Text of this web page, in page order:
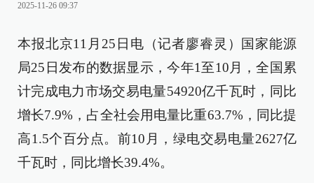
2025-11-26 09:37
本报北京11月25日电（记者廖睿灵）国家能源
局25日发布的数据显示，今年1至10月，全国累
计完成电力市场交易电量54920亿千瓦时，同比
增长7.9%，占全社会用电量比重63.7%，同比提
高1.5个百分点。前10月，绿电交易电量2627亿
千瓦时，同比增长39.4%。